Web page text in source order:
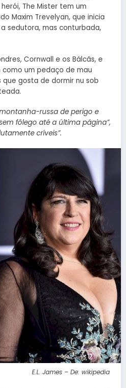
The Mister tem um
Maxim Trevelyan, que inicia
sedutora, mas conturbada,
Cornwall e os Bálcãs, e
como um pedaço de mau
gosta de dormir nu sob
russa de perigo e
fôlego até a última página”,
críveis”.
E.L. James – De: wikipedia